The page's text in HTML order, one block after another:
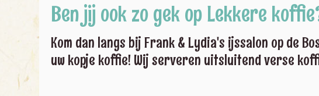
Ben jij ook zo gek op Lekkere
Kom dan langs bij Frank & Lydia's ijssalon op de
uw kopje koffie! Wij serveren uitsluitend verse